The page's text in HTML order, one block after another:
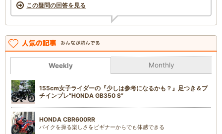
この疑問の回答を見る
人気の記事 みんなが読んでる
Weekly Monthly
155cm女子ライダーの『少しは参考になるかも？』足つき＆プ
チインプレ“HONDA GB350 S”
HONDA CBR600RR
バイクを操る楽しさをビギナーからでも体感できる